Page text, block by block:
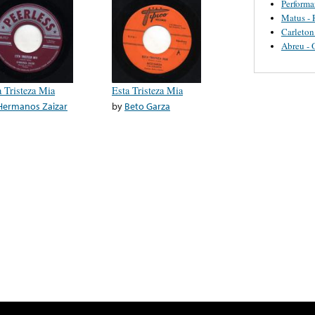
Tristeza Mia
Zaizar
Esta Tristeza Mia
by Beto Garza
Matus -
Abreu -